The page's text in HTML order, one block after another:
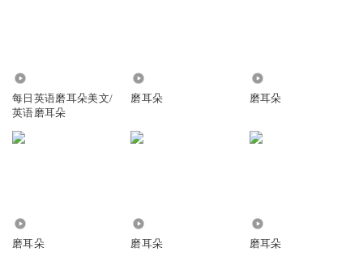
每日英语磨耳朵美文/
英语磨耳朵
磨耳朵 磨耳朵
磨耳朵 磨耳朵 磨耳朵